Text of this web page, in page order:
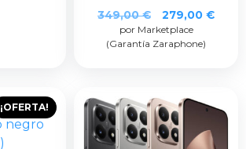
349,00€
El
precio
original
279,00 €El
por Marketplace
(Garantía Zaraphone)
¡OFERTA!